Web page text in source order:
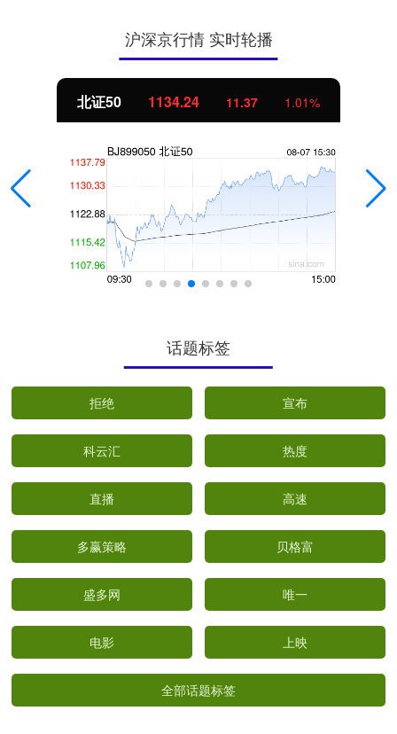
沪深京行情 实时轮播
北证50 1134.24 11.37 1.01%
话题标签
拒绝 宣布
科云汇 热度
直播 高速
多赢策略 贝格富
盛多网 唯一
电影 上映
全部话题标签